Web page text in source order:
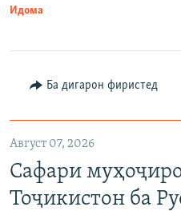
Идома
Ба дигарон фиристед
Август 07, 2026
Сафари
Тоҷикистон ба